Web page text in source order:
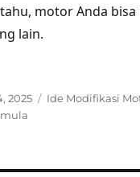
motor Anda
lain.
2025 Categories
Ide Modifikasi